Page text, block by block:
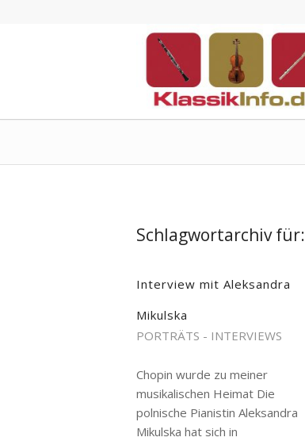
Schlagwortarchiv für:
Interview mit Aleksandra
Mikulska
PORTRÄTS - INTERVIEWS
Chopin wurde zu meiner
musikalischen Heimat Die
polnische Pianistin Aleksandra
Mikulska hat sich in